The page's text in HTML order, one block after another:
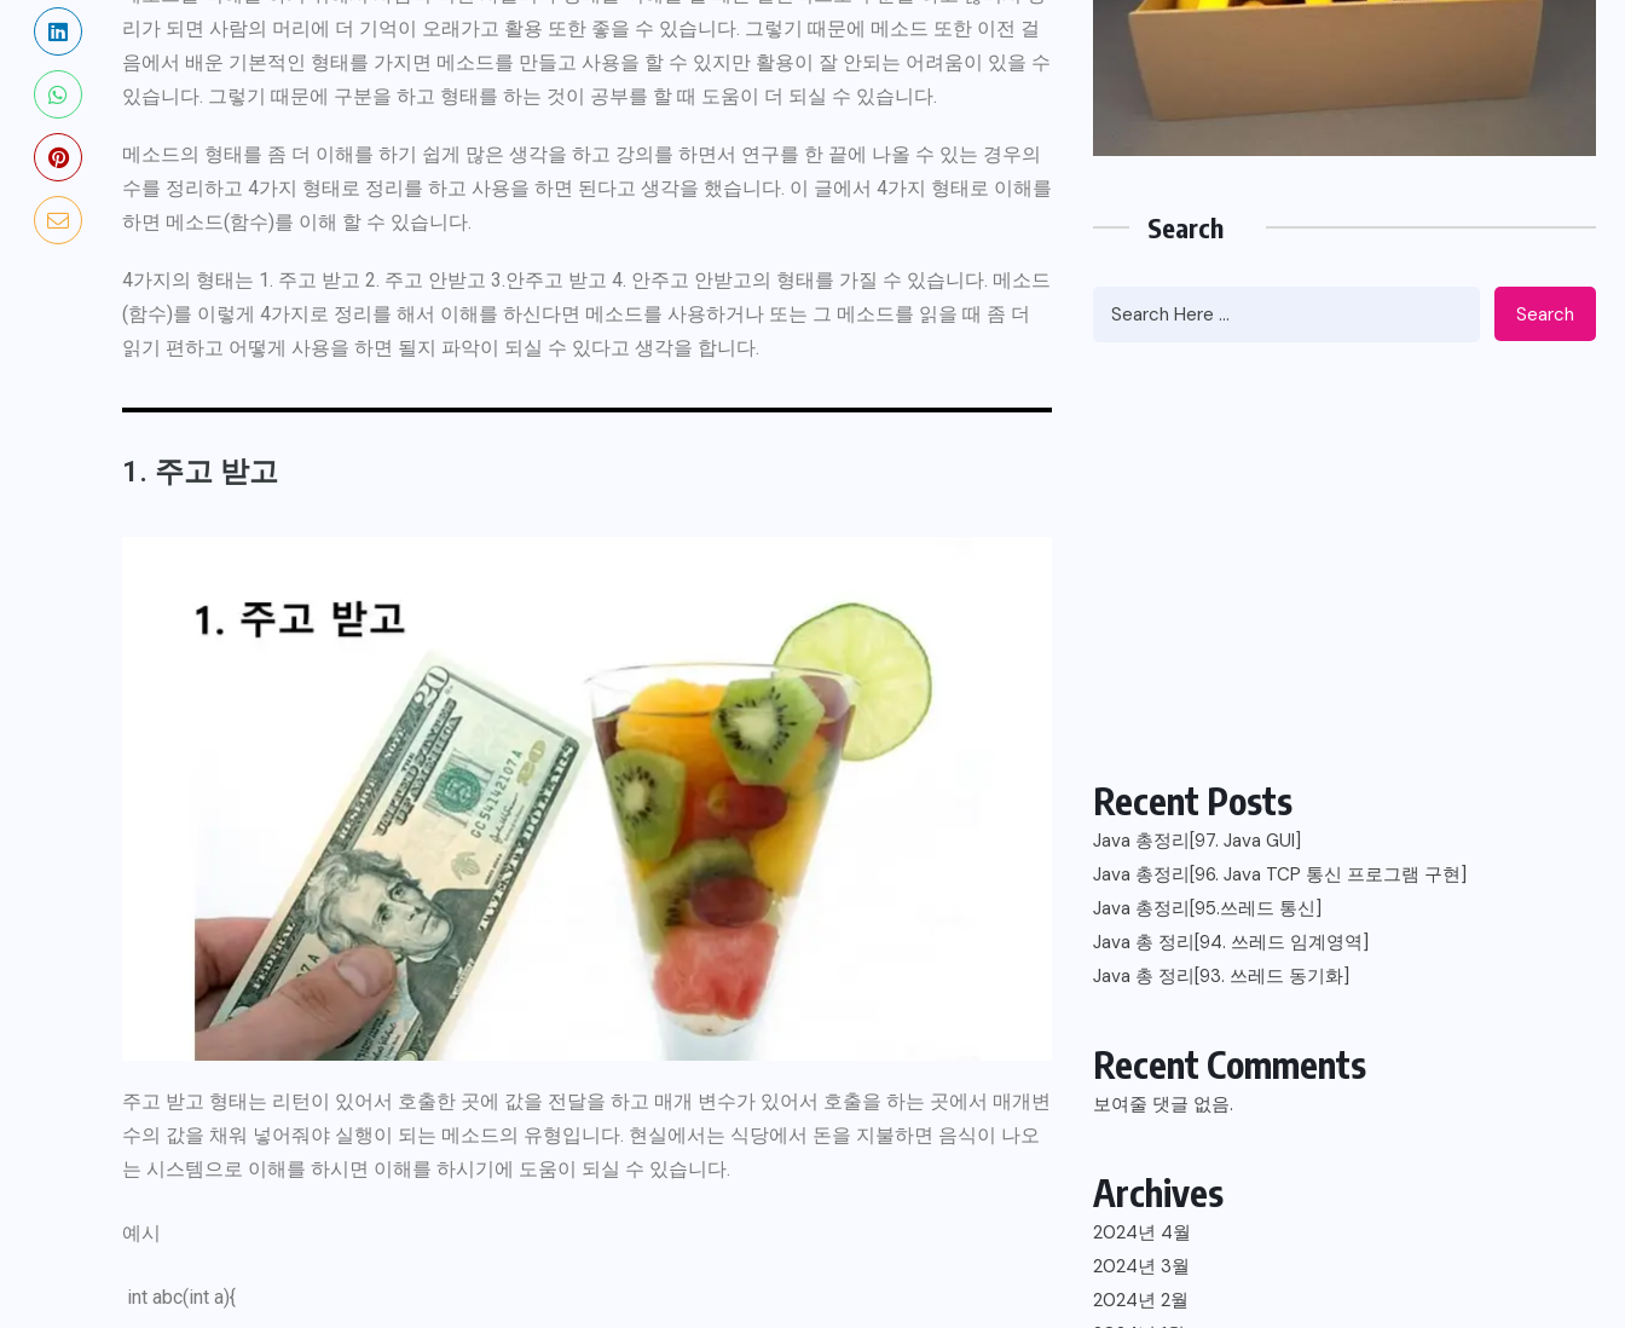
리가 되면 사람의 머리에 더 기억이 오래가고 활용 또한 좋을 수 있습니다. 그렇기 때문에 메소드 또한 이전 걸
음에서 배운 기본적인 형태를 가지면 메소드를 만들고 사용을 할 수 있지만 활용이 잘 안되는 어려움이 있을 수
있습니다. 그렇기 때문에 구분을 하고 형태를 하는 것이 공부를 할 때 도움이 더 되실 수 있습니다.
메소드의 형태를 좀 더 이해를 하기 쉽게 많은 생각을 하고 강의를 하면서 연구를 한 끝에 나올 수 있는 경우의
수를 정리하고 4가지 형태로 정리를 하고 사용을 하면 된다고 생각을 했습니다. 이 글에서 4가지 형태로 이해를
하면 메소드(함수)를 이해 할 수 있습니다.
4가지의 형태는 1. 주고 받고 2. 주고 안받고 3.안주고 받고 4. 안주고 안받고의 형태를 가질 수 있습니다. 메소드
(함수)를 이렇게 4가지로 정리를 해서 이해를 하신다면 메소드를 사용하거나 또는 그 메소드를 읽을 때 좀 더
읽기 편하고 어떻게 사용을 하면 될지 파악이 되실 수 있다고 생각을 합니다.
1. 주고 받고
주고 받고 형태는 리턴이 있어서 호출한 곳에 값을 전달을 하고 매개 변수가 있어서 호출을 하는 곳에서 매개변
수의 값을 채워 넣어줘야 실행이 되는 메소드의 유형입니다. 현실에서는 식당에서 돈을 지불하면 음식이 나오
는 시스템으로 이해를 하시면 이해를 하시기에 도움이 되실 수 있습니다.
예시
int abc(int a){
Search
Search
Recent Posts
Java 총정리[97. Java GUI]
Java 총정리[96. Java TCP 통신 프로그램 구현]
Java 총정리[95.쓰레드 통신]
Java 총 정리[94. 쓰레드 임계영역]
Java 총 정리[93. 쓰레드 동기화]
Recent Comments
보여줄 댓글 없음.
Archives
2024년 4월
2024년 3월
2024년 2월